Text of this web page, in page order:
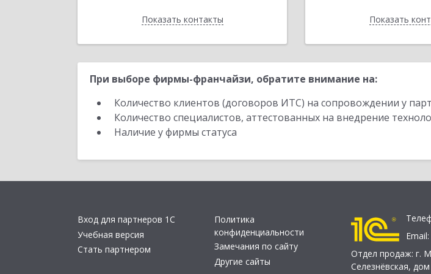
Показать контакты
Назад ПоказатьНазад
При выборе фирмы-франчайзи, обратите внимание на:
Количество клиентов (договоров ИТС) на сопровождении у
Количество специалистов, аттестованных на внедрение
Наличие у фирмы статуса
Вход для партнеров 1С
Учебная версия
Стать партнером
Политика
конфиденциальности
Замечания по сайту
Другие сайты
Email:
Отдел продаж: г.
Селезнёвская, дом